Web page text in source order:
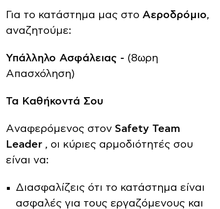
Για το κατάστημα μας στο Αεροδρόμιο,
αναζητούμε:
Υπάλληλο Ασφάλειας - (8ωρη
Απασχόληση)
Τα Καθήκοντά Σου
Aναφερόμενος στoν Safety Team
Leader , οι κύριες αρμοδιότητές σου
είναι να:
Διασφαλίζεις ότι το κατάστημα είναι
ασφαλές για τους εργαζόμενους και